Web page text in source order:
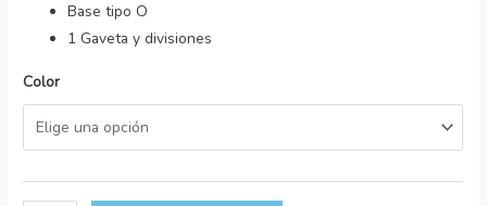
Base tipo O
1 Gaveta y divisiones
Color